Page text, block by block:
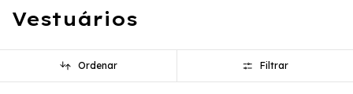
Vestuários
Ordenar Filtrar